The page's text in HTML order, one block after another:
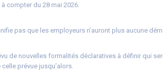
compter du 28 mai 2026.
pas que les employeurs n’auront plus aucune
de nouvelles formalités déclaratives à définir qui
prévue jusqu’alors.